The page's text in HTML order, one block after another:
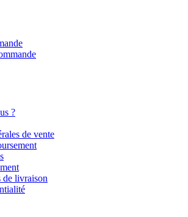
?
de vente
de livraison